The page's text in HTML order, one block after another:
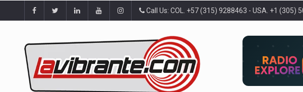
Call Us: COL. +57 (315) 9288463 - USA. +1 (305)